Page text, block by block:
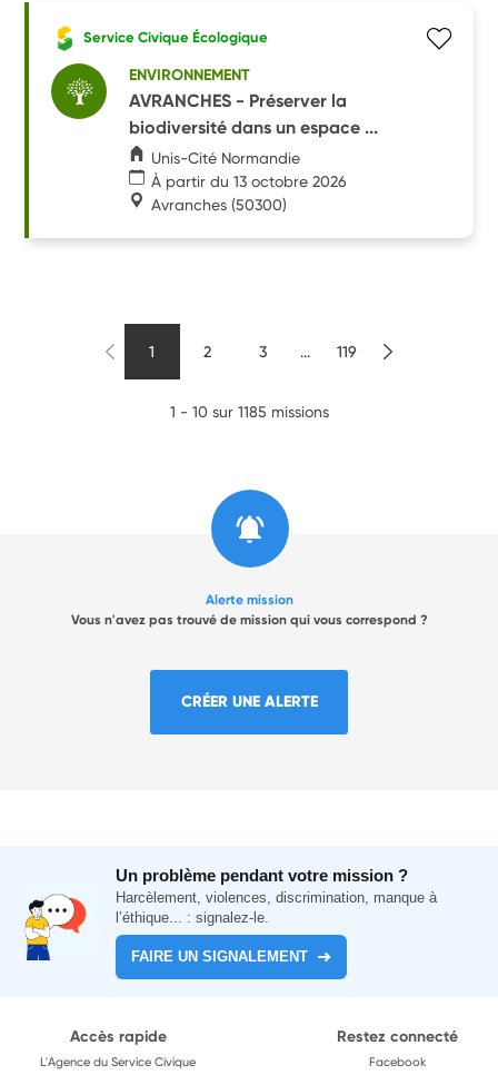
Service Civique Écologique
ENVIRONNEMENT
AVRANCHES - Préserver la
biodiversité dans un espace ...
Unis-Cité Normandie
À partir du 13 octobre 2026
Avranches (50300)
1 2 3 ... 119
1 - 10 sur 1185 missions
Alerte mission
Vous n'avez pas trouvé de mission qui vous correspond ?
CRÉER UNE ALERTE
Un problème pendant votre mission ?
Harcèlement, violences, discrimination, manque à
l’éthique... : signalez-le.
FAIRE UN SIGNALEMENT
Accès rapide
L'Agence du Service Civique
Restez connecté
Facebook